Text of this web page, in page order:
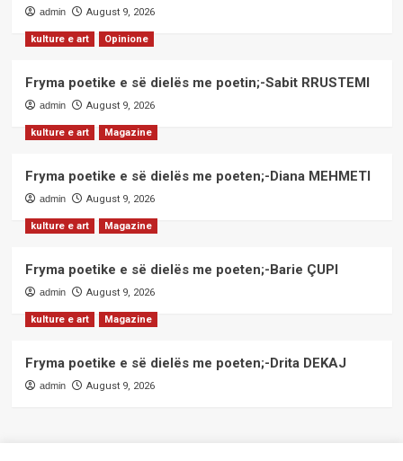
admin August 9, 2026
kulture e art Opinione
Fryma poetike e së dielës me poetin;-Sabit RRUSTEMI
admin August 9, 2026
kulture e art Magazine
Fryma poetike e së dielës me poeten;-Diana MEHMETI
admin August 9, 2026
kulture e art Magazine
Fryma poetike e së dielës me poeten;-Barie ÇUPI
admin August 9, 2026
kulture e art Magazine
Fryma poetike e së dielës me poeten;-Drita DEKAJ
admin August 9, 2026